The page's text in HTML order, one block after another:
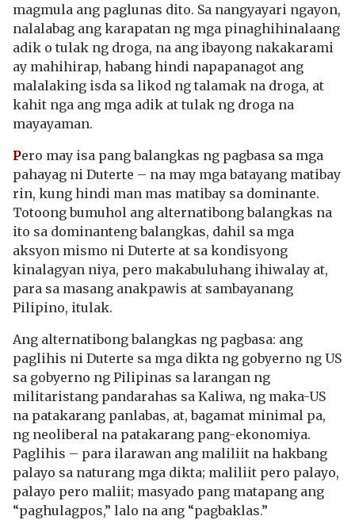
magmula ang paglunas dito. Sa nangyayari ngayon,
nalalabag ang karapatan ng mga pinaghihinalaang
adik o tulak ng droga, na ang ibayong nakakarami
ay mahihirap, habang hindi napapanagot ang
malalaking isda sa likod ng talamak na droga, at
kahit nga ang mga adik at tulak ng droga na
mayayaman.
Pero may isa pang balangkas ng pagbasa sa mga
pahayag ni Duterte – na may mga batayang matibay
rin, kung hindi man mas matibay sa dominante.
Totoong bumuhol ang alternatibong balangkas na
ito sa dominanteng balangkas, dahil sa mga
aksyon mismo ni Duterte at sa kondisyong
kinalagyan niya, pero makabuluhang ihiwalay at,
para sa masang anakpawis at sambayanang
Pilipino, itulak.
Ang alternatibong balangkas ng pagbasa: ang
paglihis ni Duterte sa mga dikta ng gobyerno ng US
sa gobyerno ng Pilipinas sa larangan ng
militaristang pandarahas sa Kaliwa, ng maka-US
na patakarang panlabas, at, bagamat minimal pa,
ng neoliberal na patakarang pang-ekonomiya.
Paglihis – para ilarawan ang maliliit na hakbang
palayo sa naturang mga dikta; maliliit pero palayo,
palayo pero maliit; masyado pang matapang ang
“paghulagpos,” lalo na ang “pagbaklas.”